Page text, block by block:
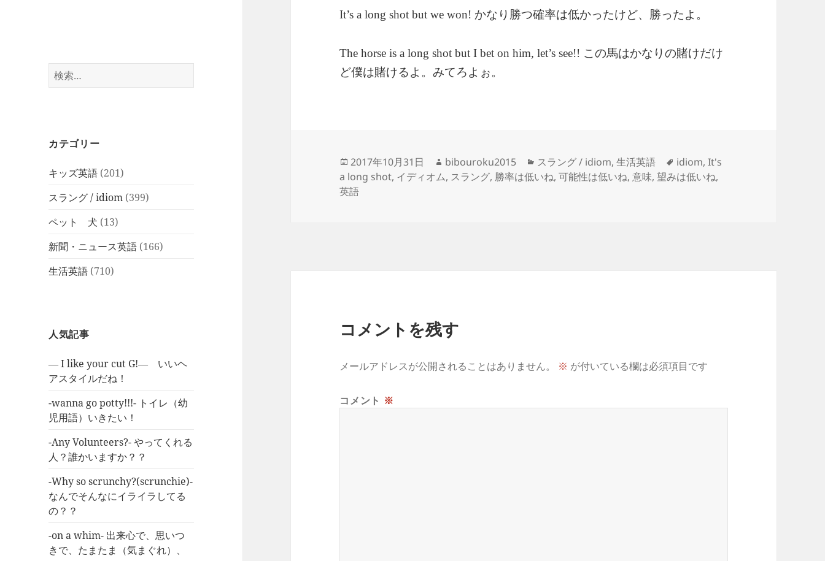
検
索:
カテゴリー
キッズ英語 (201)
スラング / idiom (399)
ペット 犬 (13)
新聞・ニュース英語 (166)
生活英語 (710)
人気記事
― I like your cut G!― いいヘ
アスタイルだね！
-wanna go potty!!!- トイレ（幼
児用語）いきたい！
-Any Volunteers?- やってくれる
人？誰かいますか？？
-Why so scrunchy?(scrunchie)-
なんでそんなにイライラしてる
の？？
-on a whim- 出来心で、思いつ
きで、たまたま（気まぐれ）、
It’s a long shot but we won! かなり勝つ確率は低かったけど、勝ったよ。
The horse is a long shot but I bet on him, let’s see!! この馬はかなりの賭けだけ
ど僕は賭けるよ。みてろよぉ。
投
稿
日:
2017年10月31日
作
成
bibouroku2015
カ
テ
スラング / idiom,生活英語
タ
グ
idiom,It's
a long shot, イディオム, スラング, 勝率は低いね,可能性は低いね,意味,望みは低いね,
英語
コメントを残す
メールアドレスが公開されることはありません。 ※ が付いている欄は必須項目です
コメント ※